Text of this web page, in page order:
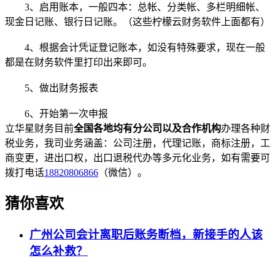
3、启用账本，一般四本：总帐、分类帐、多栏明细帐、
现金日记账、银行日记账。（这些柠檬云财务软件上面都有）
4、根据会计凭证登记账本，如没有特殊要求，现在一般
都是在财务软件里打印出来即可。
5、做出财务报表
6、开始第一次申报
立华星财务目前全国各地均有分公司以及合作机构办理各种财
税业务，我司业务涵盖：公司注册，代理记账，商标注册，工
商变更，进出口权，出口退税代办等多元化业务，如有需要可
拨打电话18820806866 （微信）。
猜你喜欢
广州公司会计离职后账务断档，新接手的人该
怎么补救？